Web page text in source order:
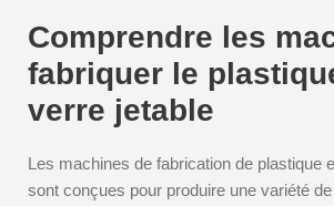
Comprendre les
fabriquer le
verre jetable
Les machines de fabrication de plastique
sont conçues pour produire une variété